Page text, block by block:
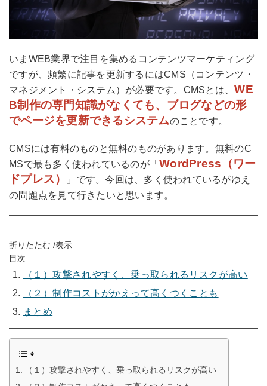
いまWEB業界で注目を集めるコンテンツマーケティング
ですが、頻繁に記事を更新するにはCMS（コンテンツ・
マネジメント・システム）が必要です。CMSとは、WE
B制作の専門知識がなくても、ブログなどの形
でページを更新できるシステムのことです。
CMSには有料のものと無料のものがあります。無料のC
MSで最も多く使われているのが「WordPress（ワー
ドプレス）
」です。今回は、多く使われているがゆえ
の問題点を見て行きたいと思います。
折りたたむ /表示
目次
（１）攻撃されやすく、乗っ取られるリスクが高い
（２）制作コストがかえって高くつくことも
まとめ
（１）攻撃されやすく、乗っ取られるリスクが高い